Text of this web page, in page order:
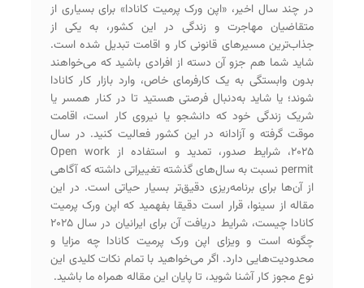
در چند سال اخیر، «اپن ورک پرمیت کانادا» برای بسیاری از
متقاضیان مهاجرت و زندگی در این کشور، به یکی از
جذاب‌ترین مسیرهای قانونی کار و اقامت تبدیل شده است.
شاید شما هم جزو آن دسته از افرادی باشید که می‌خواهند
بدون وابستگی به یک کارفرمای خاص، وارد بازار کار کانادا
شوند؛ یا شاید به‌دنبال فرصتی هستید تا در کنار همسر یا
شریک زندگی خود که دانشجو یا نیروی کار است، اقامت
موقت گرفته و آزادانه در این کشور فعالیت کنید. در سال
۲۰۲۵، شرایط صدور، تمدید و استفاده از Open work
permit نسبت به سال‌های گذشته تغییراتی داشته که آگاهی
از آن‌ها برای برنامه‌ریزی دقیق‌تر بسیار حیاتی است. در این
مقاله از سینوا، قرار است دقیقا بفهمید که اپن ورک پرمیت
کانادا چیست، شرایط دریافت آن برای ایرانیان در سال ۲۰۲۵
چگونه است و ویزای اپن ورک پرمیت کانادا چه مزایا و
محدودیت‌هایی دارد. اگر می‌خواهید با تمام نکات کلیدی این
نوع مجوز کار آشنا شوید، تا پایان این مقاله همراه ما باشید.